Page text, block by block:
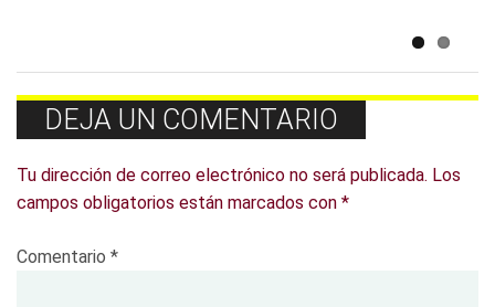
DEJA UN COMENTARIO
Tu dirección de correo electrónico no será publicada. Los
campos obligatorios están marcados con *
Comentario *